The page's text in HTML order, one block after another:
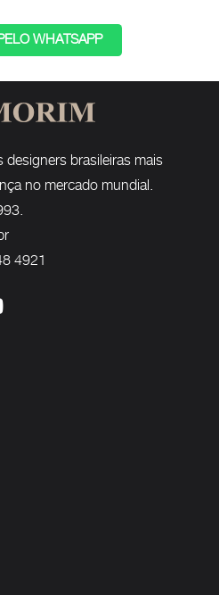
WHATSAPP
designers brasileiras mais
no mercado mundial.
4921